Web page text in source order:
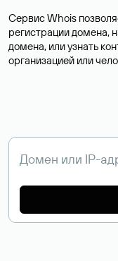
Сервис Whois
регистрации домена,
домена, или узнать
организацией или